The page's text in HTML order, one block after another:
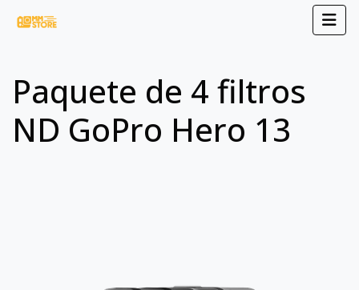
Paquete de 4 filtros
ND GoPro Hero 13